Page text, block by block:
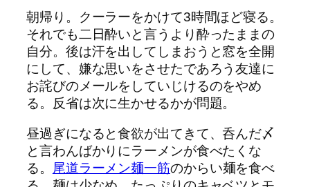
朝帰り。クーラーをかけて3時間ほど寝る。
それでも二日酔いと言うより酔ったままの
自分。後は汗を出してしまおうと窓を全開
にして、嫌な思いをさせたであろう友達に
お詫びのメールをしていじけるのをやめ
る。反省は次に生かせるかが問題。
昼過ぎになると食欲が出てきて、呑んだ〆
と言わんばかりにラーメンが食べたくな
る。
尾道ラーメン麺一筋のからい麺を食べ